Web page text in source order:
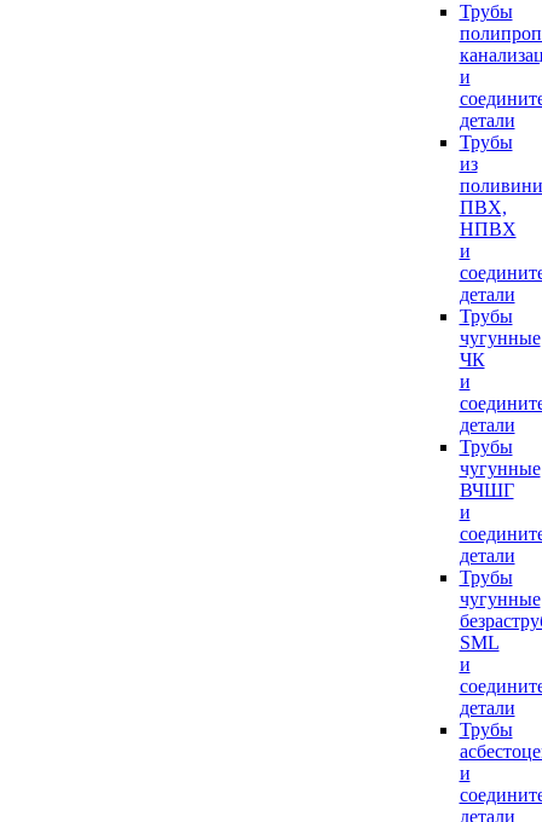
Трубы
и
детали
Трубы
из
ПВХ,
НПВХ
и
детали
Трубы
чугунные
ЧК
и
детали
Трубы
чугунные
ВЧШГ
и
детали
Трубы
чугунные
SML
и
детали
Трубы
и
детали